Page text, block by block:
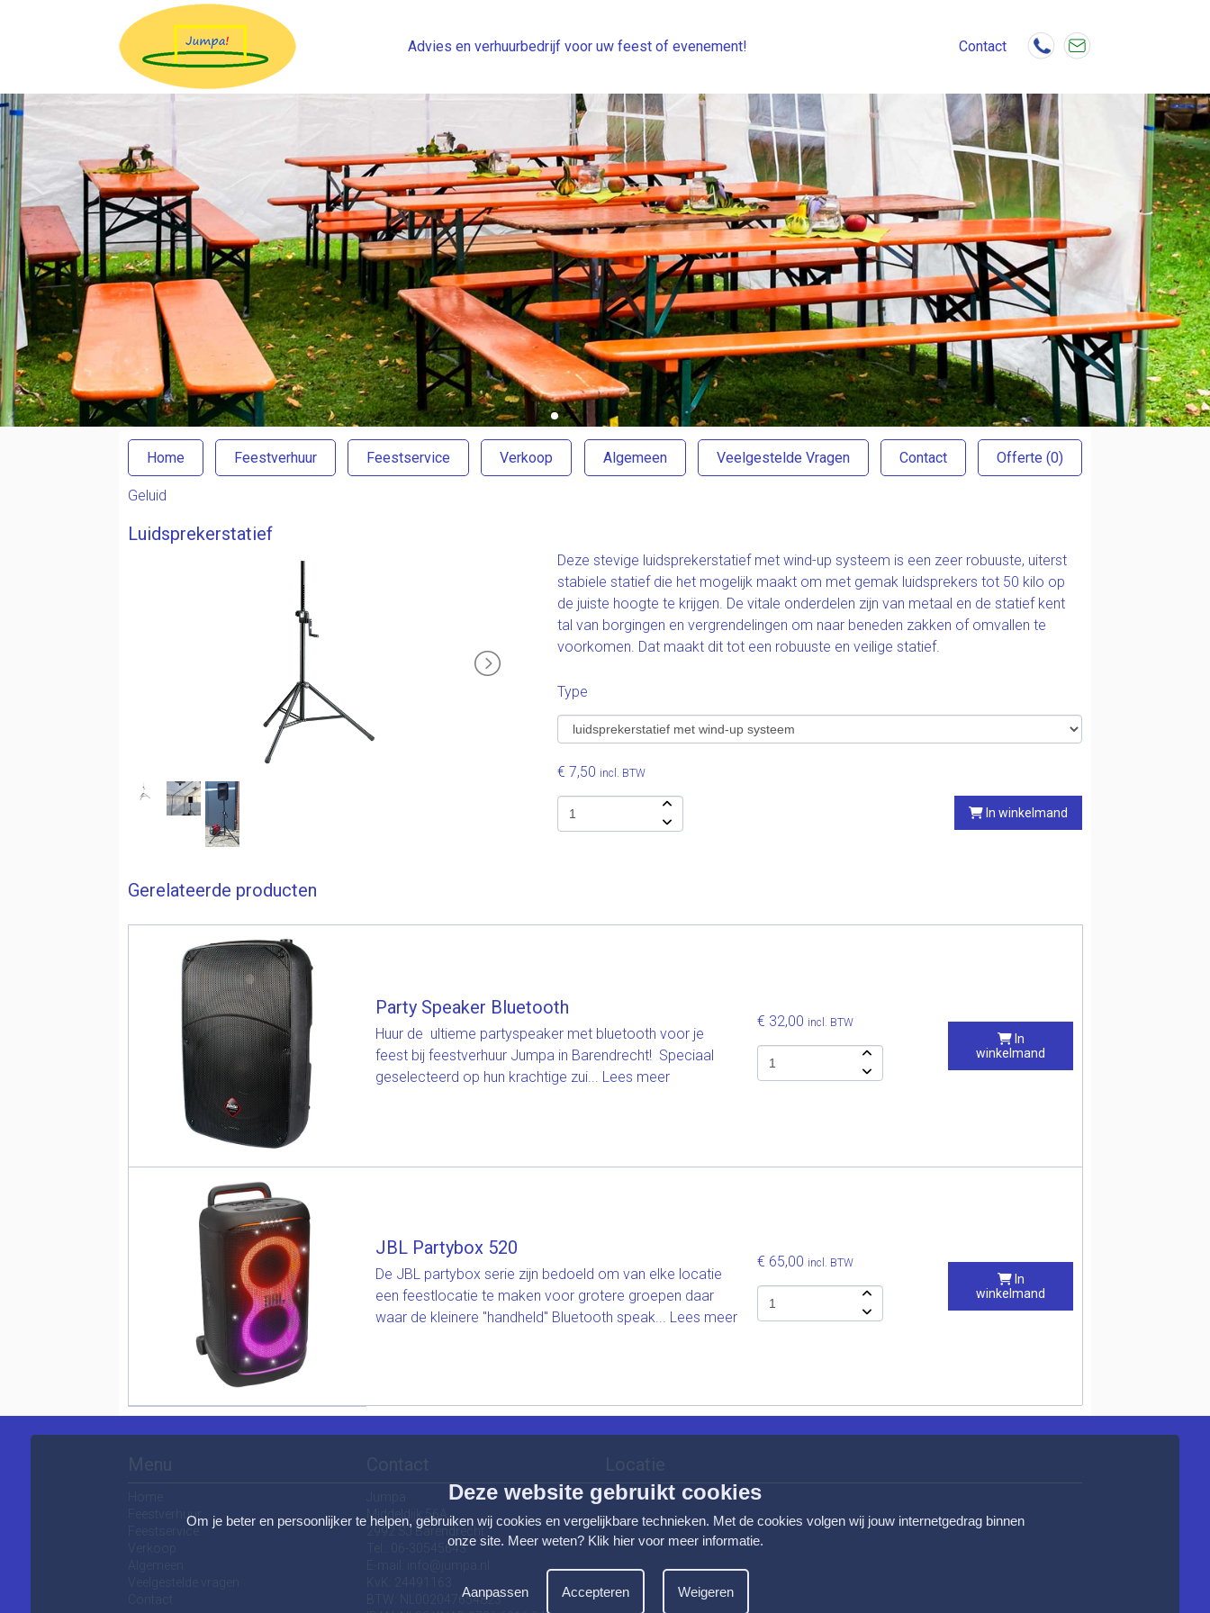
Advies en verhuurbedrijf voor uw feest of evenement! Contact
Home Feestverhuur Feestservice Verkoop Algemeen Veelgestelde Vragen Contact Offerte (0)
Geluid
Luidsprekerstatief
Deze stevige luidsprekerstatief met wind-up systeem is een zeer robuuste, uiterst
stabiele statief die het mogelijk maakt om met gemak luidsprekers tot 50 kilo op
de juiste hoogte te krijgen. De vitale onderdelen zijn van metaal en de statief kent
tal van borgingen en vergrendelingen om naar beneden zakken of omvallen te
voorkomen. Dat maakt dit tot een robuuste en veilige statief.
Type
€ 7,50 incl. BTW
In winkelmand
Gerelateerde producten
Party Speaker Bluetooth
Huur de ultieme partyspeaker met bluetooth voor je
feest bij feestverhuur Jumpa in Barendrecht! Speciaal
geselecteerd op hun krachtige zui... Lees meer
€ 32,00 incl. BTW
In
winkelmand
JBL Partybox 520
De JBL partybox serie zijn bedoeld om van elke locatie
een feestlocatie te maken voor grotere groepen daar
waar de kleinere "handheld" Bluetooth speak... Lees meer
€ 65,00 incl. BTW
In
winkelmand
Feestverhuur
Middeldijk 56A
2992 SJ Barendrecht
Tel.: 06-30545643
BTW: NL002047654823
Deze website gebruikt cookies
Om je beter en persoonlijker te helpen, gebruiken wij cookies en vergelijkbare technieken. Met de cookies volgen wij jouw internetgedrag binnen
onze site. Meer weten? Klik hier voor meer informatie.
Aanpassen Accepteren Weigeren